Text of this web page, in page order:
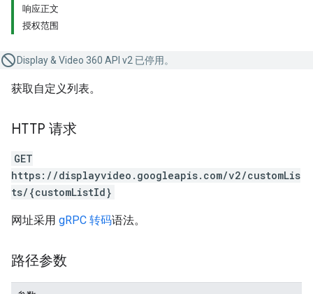
响应正文
授权范围
Display & Video 360 API v2 已停用。
获取自定义列表。
HTTP 请求
GET
https://displayvideo.googleapis.com/v2/customLis
ts/{customListId}
网址采用 gRPC 转码语法。
路径参数